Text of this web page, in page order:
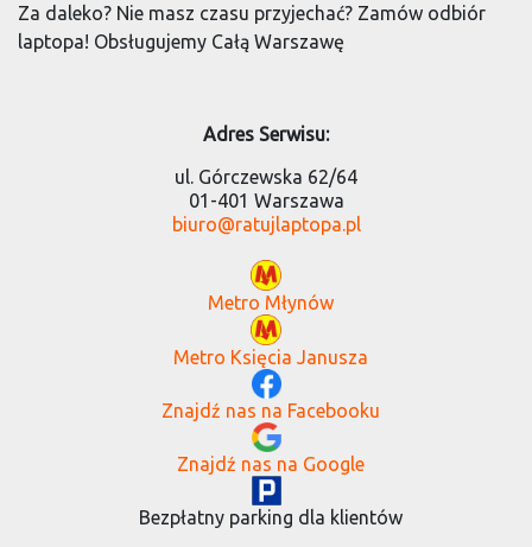
Za daleko? Nie masz czasu przyjechać? Zamów odbiór
laptopa! Obsługujemy Całą Warszawę
Adres Serwisu:
ul. Górczewska 62/64
01-401 Warszawa
biuro@ratujlaptopa.pl
Metro Młynów
Metro Księcia Janusza
Znajdź nas na Facebooku
Znajdź nas na Google
Bezpłatny parking dla klientów